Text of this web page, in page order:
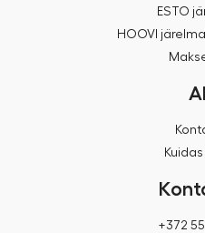
ESTO
HOOVI
+372